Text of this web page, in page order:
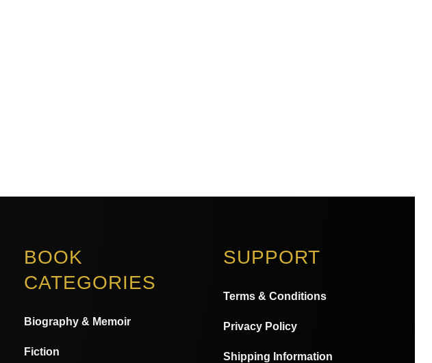
BOOK
CATEGORIES
Biography & Memoir
Fiction
SUPPORT
Terms & Conditions
Privacy Policy
Shipping Information